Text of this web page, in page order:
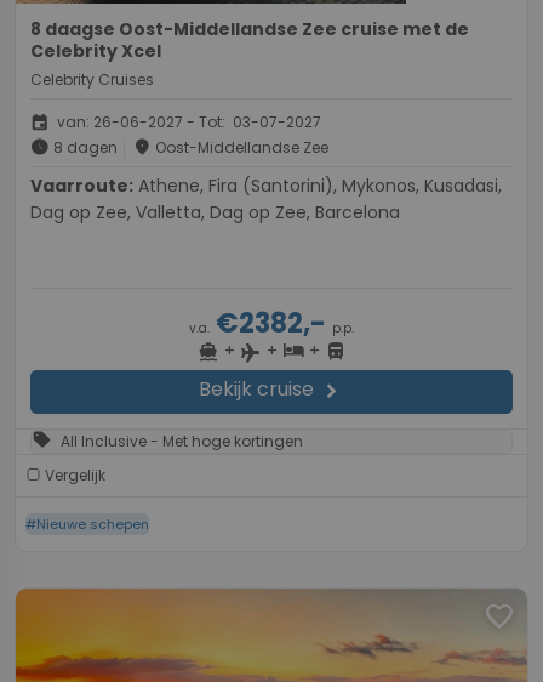
8 daagse Oost-Middellandse Zee cruise met de
Celebrity Xcel
Celebrity Cruises
event van: 26-06-2027 - Tot: 03-07-2027
schedule 8 dagen place Oost-Middellandse Zee
Vaarroute:
Dag op Zee, Valletta, Dag op Zee, Barcelona
v.a. €2382,- p.p.
directions_boat + flight + hotel+ directions_bus
Bekijk cruise chevron_right
sell All Inclusive - Met hoge kortingen
Vergelijk
#Nieuwe schepen
favorite